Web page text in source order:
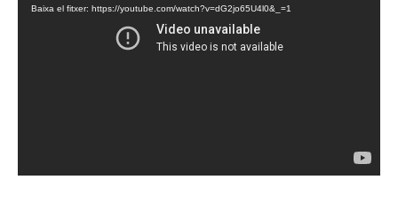
vídeo
Baixa el fitxer: https://youtube.com/watch?v=dG2jo65U4l0&_=1